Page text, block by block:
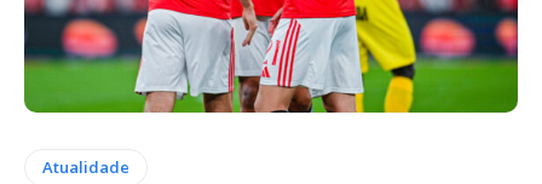
Atualidade